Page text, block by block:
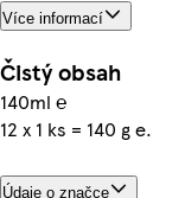
Více informací
Čistý obsah
140ml ℮
12 x 1 ks = 140 g e.
Údaje o značce